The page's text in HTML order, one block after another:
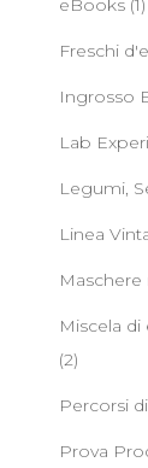
eBooks (1)
Freschi
Ingrosso
Lab
Legumi,
Linea
Maschere
Miscela
(2)
Percorsi
Prova